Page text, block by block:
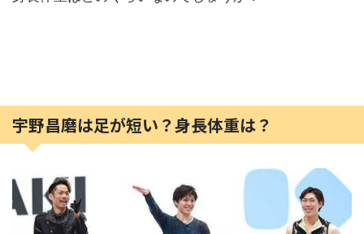
宇野昌磨は足が短い？身長体重は？